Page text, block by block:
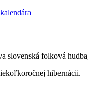
slovenská folková
hibernácii.